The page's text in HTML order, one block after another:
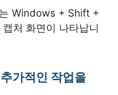
Windows + Shift +
처 화면이 나타납니
가적인 작업을